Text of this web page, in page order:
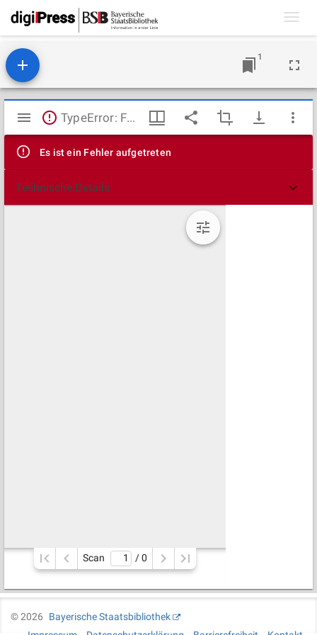
1
Mirador
Viewer
TypeError: Failed to fetch
Es ist ein Fehler aufgetreten
Technische Details
Scan / 0
©2026
Bayerische Staatsbibliothek